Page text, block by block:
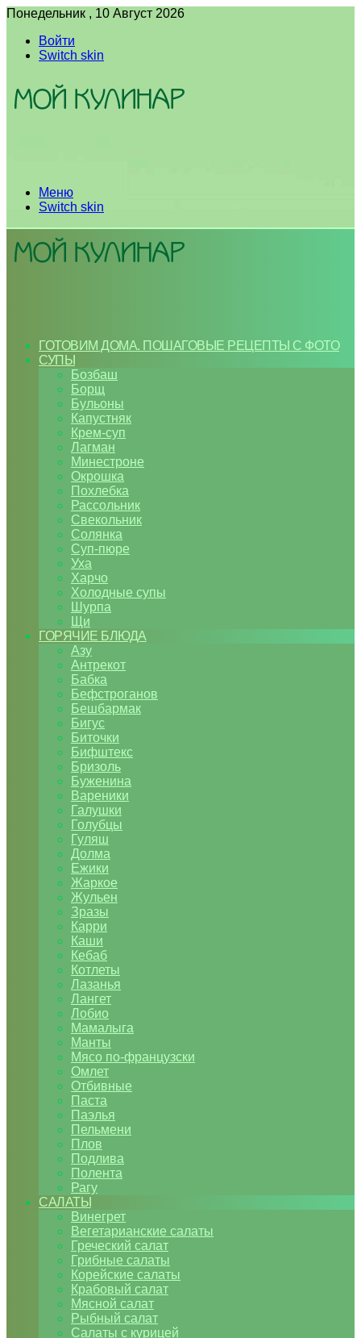
Понедельник , 10 Август 2026
Войти
Switch skin
Меню
Switch skin
ГОТОВИМ ДОМА. ПОШАГОВЫЕ РЕЦЕПТЫ С ФОТО
СУПЫ
Бозбаш
Борщ
Бульоны
Капустняк
Крем-суп
Лагман
Минестроне
Окрошка
Похлебка
Рассольник
Свекольник
Солянка
Суп-пюре
Уха
Харчо
Холодные супы
Шурпа
Щи
ГОРЯЧИЕ БЛЮДА
Азу
Антрекот
Бабка
Бефстроганов
Бешбармак
Бигус
Биточки
Бифштекс
Бризоль
Буженина
Вареники
Галушки
Голубцы
Гуляш
Долма
Ежики
Жаркое
Жульен
Зразы
Карри
Каши
Кебаб
Котлеты
Лазанья
Лангет
Лобио
Мамалыга
Манты
Мясо по-французски
Омлет
Отбивные
Паста
Паэлья
Пельмени
Плов
Подлива
Полента
Рагу
САЛАТЫ
Винегрет
Вегетарианские салаты
Греческий салат
Грибные салаты
Корейские салаты
Крабовый салат
Мясной салат
Рыбный салат
Салаты с курицей